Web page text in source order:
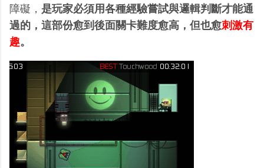
障礙， 是玩家必須用各種經驗嘗試與邏輯判斷才能通
過的，這部份愈到後面關卡難度愈高，但也愈刺激有
趣。